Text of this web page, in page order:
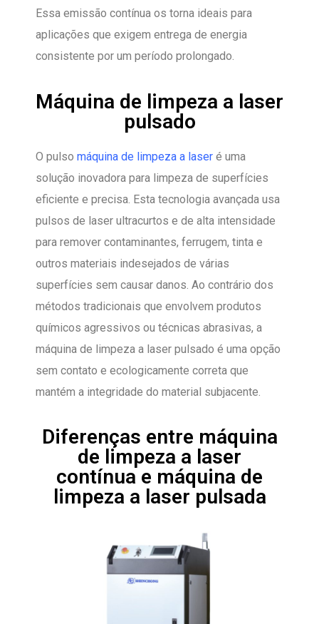
Essa emissão contínua os torna ideais para
aplicações que exigem entrega de energia
consistente por um período prolongado.
Máquina de limpeza a laser
pulsado
O pulso máquina de limpeza a laser é uma
solução inovadora para limpeza de superfícies
eficiente e precisa. Esta tecnologia avançada usa
pulsos de laser ultracurtos e de alta intensidade
para remover contaminantes, ferrugem, tinta e
outros materiais indesejados de várias
superfícies sem causar danos. Ao contrário dos
métodos tradicionais que envolvem produtos
químicos agressivos ou técnicas abrasivas, a
máquina de limpeza a laser pulsado é uma opção
sem contato e ecologicamente correta que
mantém a integridade do material subjacente.
Diferenças entre máquina
de limpeza a laser
contínua e máquina de
limpeza a laser pulsada